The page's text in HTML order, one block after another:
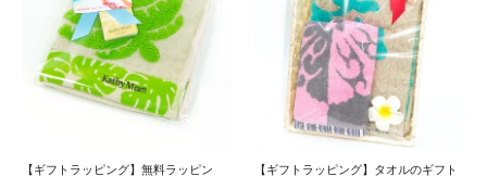
【ギフトラッピング】無料ラッピン
【ギフトラッピング】タオルのギフト